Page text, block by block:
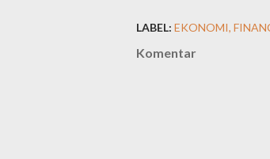
LABEL: EKONOMI
Komentar